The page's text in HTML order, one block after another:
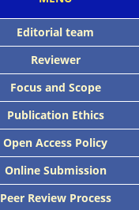
Editorial team
Reviewer
Focus and Scope
Publication Ethics
Open Access Policy
Online Submission
Peer Review Process